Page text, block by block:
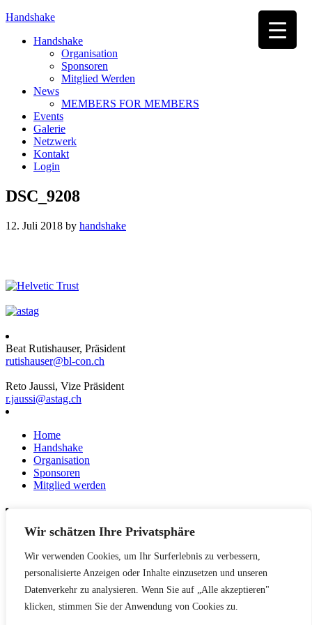
Wir schätzen Ihre Privatsphäre
Wir verwenden Cookies, um Ihr Surferlebnis zu verbessern,
personalisierte Anzeigen oder Inhalte einzusetzen und unseren
Datenverkehr zu analysieren. Wenn Sie auf „Alle akzeptieren"
klicken, stimmen Sie der Anwendung von Cookies zu.
Handshake
Handshake
Organisation
Sponsoren
Mitglied Werden
News
MEMBERS FOR MEMBERS
Events
Galerie
Netzwerk
Kontakt
Login
DSC_9208
12. Juli 2018 by handshake
Beat Rutishauser, Präsident
rutishauser@bl-con.ch
Reto Jaussi, Vize Präsident
r.jaussi@astag.ch
Home
Handshake
Organisation
Sponsoren
Mitglied werden
News
Netzwerk
Kontakt